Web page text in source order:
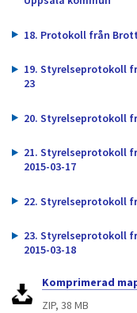
18. Protokoll från
19. Styrelseprotokoll
23
20. Styrelseprotokoll
21. Styrelseprotokoll
2015-03-17
22. Styrelseprotokoll
23. Styrelseprotokoll
2015-03-18
Komprimerad
ZIP, 38 MB